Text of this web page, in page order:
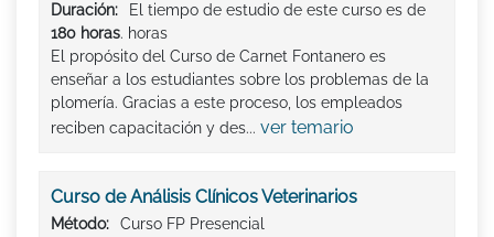
Duración:
El tiempo de estudio de este curso es de
180 horas. horas
El propósito del Curso de Carnet Fontanero es
enseñar a los estudiantes sobre los problemas de la
plomería. Gracias a este proceso, los empleados
reciben capacitación y des... ver temario
Curso de Análisis Clínicos Veterinarios
Método:
Curso FP Presencial